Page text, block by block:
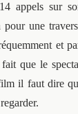
appels sur
une
et
que le
il faut dire